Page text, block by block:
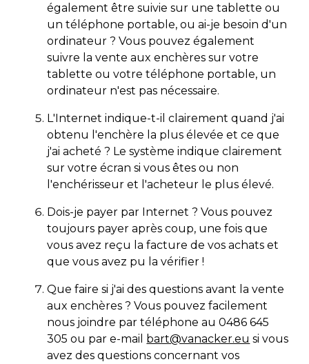
également être suivie sur une tablette ou
un téléphone portable, ou ai-je besoin d'un
ordinateur ? Vous pouvez également
suivre la vente aux enchères sur votre
tablette ou votre téléphone portable, un
ordinateur n'est pas nécessaire.
L'Internet indique-t-il clairement quand j'ai
obtenu l'enchère la plus élevée et ce que
j'ai acheté ? Le système indique clairement
sur votre écran si vous êtes ou non
l'enchérisseur et l'acheteur le plus élevé.
Dois-je payer par Internet ? Vous pouvez
toujours payer après coup, une fois que
vous avez reçu la facture de vos achats et
que vous avez pu la vérifier !
Que faire si j'ai des questions avant la vente
aux enchères ? Vous pouvez facilement
nous joindre par téléphone au 0486 645
305 ou par e-mail bart@vanacker.eu si vous
avez des questions concernant vos